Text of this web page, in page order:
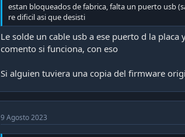
aquí donde conecto y desconecto el cable de
Paso 2:
desactivan los datos 4G o 5G de su teléfono
desarrollador y el depuración USB .
Luego copian y pegan el siguiente comando
estan bloqueados de fabrica, falta un puerto usb
re dificil asi que desisti
Le solde un cable usb a ese puerto d la
comento si funciona, con eso
Si alguien tuviera una copia del firmware
9 Agosto 2023